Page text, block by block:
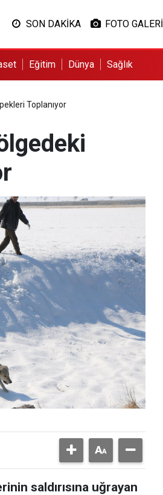
SON DAKİKA FOTO GALERİ
Eğitim Dünya Sağlık
Toplanıyor
saldırısına uğrayan